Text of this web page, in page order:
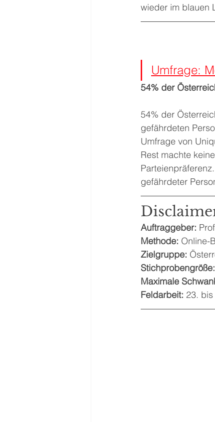
wieder im blauen
Umfrage:
54% der
54% der
gefährdeten
Umfrage von
Rest machte
gefährdeter
Auftraggeber:
Methode: Online-
Zielgruppe:
Stichprobengröße:
Maximale
Feldarbeit: 23.